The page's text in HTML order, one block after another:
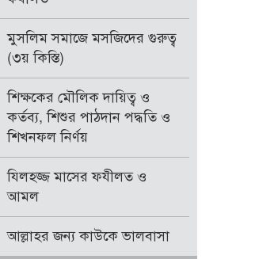
মুসলিম সমাজে মসজিদের গুরুত্ব
(৩য় কিস্তি)
শিক্ষকের মৌলিক দায়িত্ব ও
কর্তব্য, শিশুর পাঠদান পদ্ধতি ও
শিখনফল নির্ণয়
যিলহজ্জ মাসের ফযীলত ও
আমল
আল্লাহর জন্য কাউকে ভালবাসা